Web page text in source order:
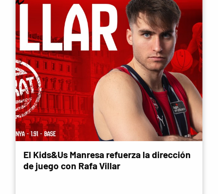
El Kids&Us Manresa refuerza la dirección
de juego con Rafa Villar